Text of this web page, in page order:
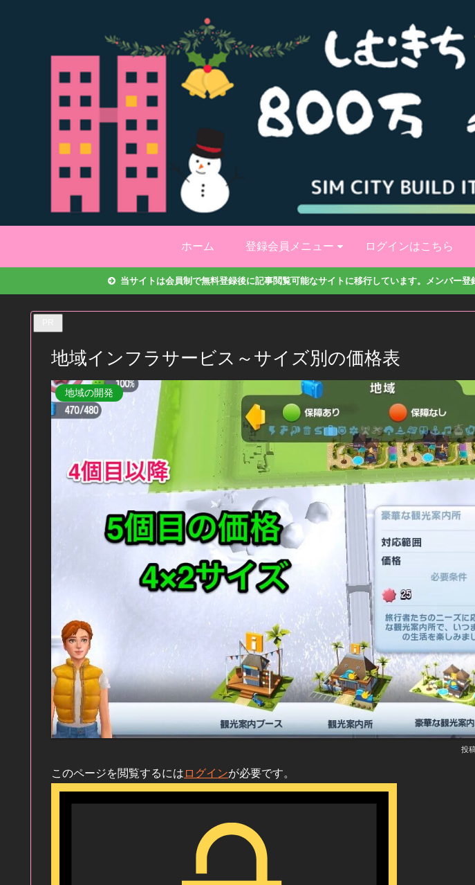
ホーム 登録会員メニュー ログインはこちら
当サイトは会員制で無料登録後に記事閲覧可能なサイトに移行しています。メンバー
地域インフラサービス～サイズ別の価格表
地域の開発
このページを閲覧するには ログインが必要です。